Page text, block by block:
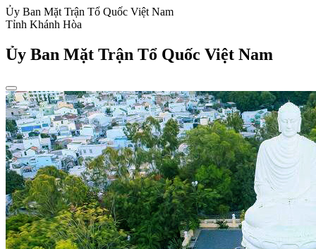
Ủy Ban Mặt Trận Tổ Quốc Việt Nam
Tỉnh Khánh Hòa
Ủy Ban Mặt Trận Tổ Quốc Việt Nam